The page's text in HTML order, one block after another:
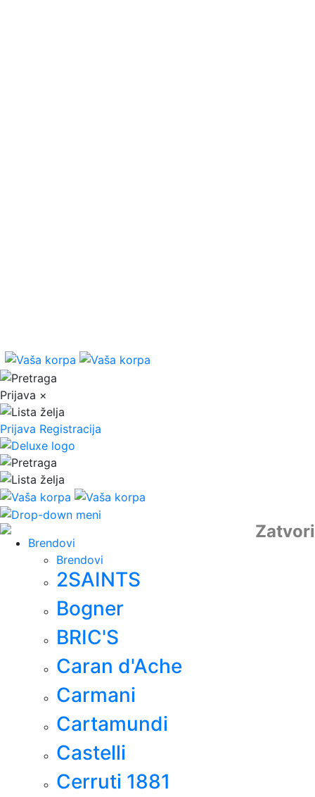
Prijava ×
Prijava Registracija
Zatvori
Brendovi
Brendovi
2SAINTS
Bogner
BRIC'S
Caran d'Ache
Carmani
Cartamundi
Castelli
Cerruti 1881